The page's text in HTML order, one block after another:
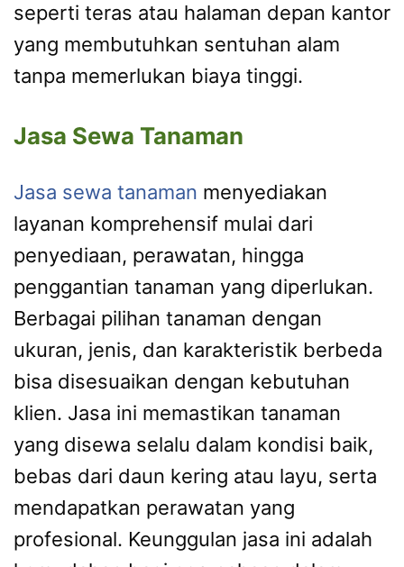
seperti teras atau halaman depan kantor
yang membutuhkan sentuhan alam
tanpa memerlukan biaya tinggi.
Jasa Sewa Tanaman
Jasa sewa tanaman menyediakan
layanan komprehensif mulai dari
penyediaan, perawatan, hingga
penggantian tanaman yang diperlukan.
Berbagai pilihan tanaman dengan
ukuran, jenis, dan karakteristik berbeda
bisa disesuaikan dengan kebutuhan
klien. Jasa ini memastikan tanaman
yang disewa selalu dalam kondisi baik,
bebas dari daun kering atau layu, serta
mendapatkan perawatan yang
profesional. Keunggulan jasa ini adalah